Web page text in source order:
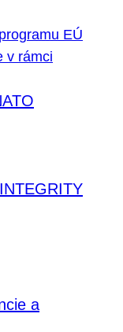
EÚ
v rámci
a